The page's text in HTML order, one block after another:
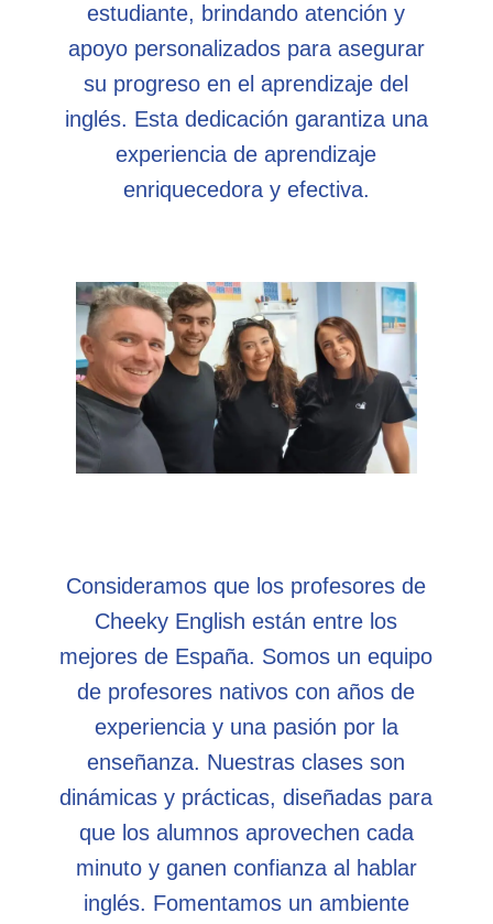
estudiante, brindando atención y
apoyo personalizados para asegurar
su progreso en el aprendizaje del
inglés. Esta dedicación garantiza una
experiencia de aprendizaje
enriquecedora y efectiva.
Consideramos que los profesores de
Cheeky English están entre los
mejores de España. Somos un equipo
de profesores nativos con años de
experiencia y una pasión por la
enseñanza. Nuestras clases son
dinámicas y prácticas, diseñadas para
que los alumnos aprovechen cada
minuto y ganen confianza al hablar
inglés. Fomentamos un ambiente